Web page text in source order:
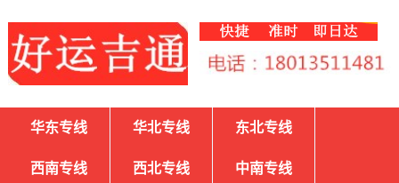
华东专线 华北专线 东北专线
西南专线 西北专线 中南专线